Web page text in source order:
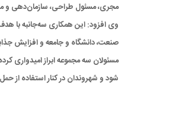
مجری، مسئول طراحی، سازمان‌دهی و
وی افزود: این همکاری سه‌جانبه با
صنعت، دانشگاه و جامعه و افزایش
مسئولان سه مجموعه ابراز امیدواری
شود و شهروندان در کنار استفاده از